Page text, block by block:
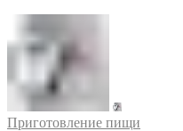
Приготовление пищи